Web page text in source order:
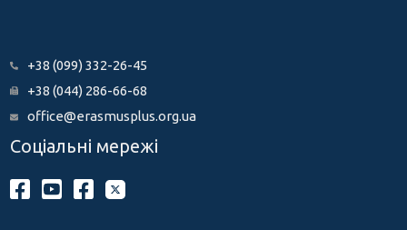
+38 (099) 332-26-45
+38 (044) 286-66-68
office@erasmusplus.org.ua
Соціальні мережі